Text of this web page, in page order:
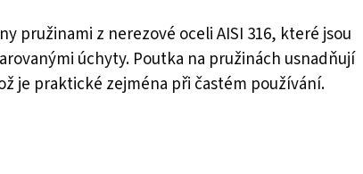
pružinami z nerezové oceli AISI 316, které jsou
úchyty. Poutka na pružinách usnadňují
je praktické zejména při častém používání.